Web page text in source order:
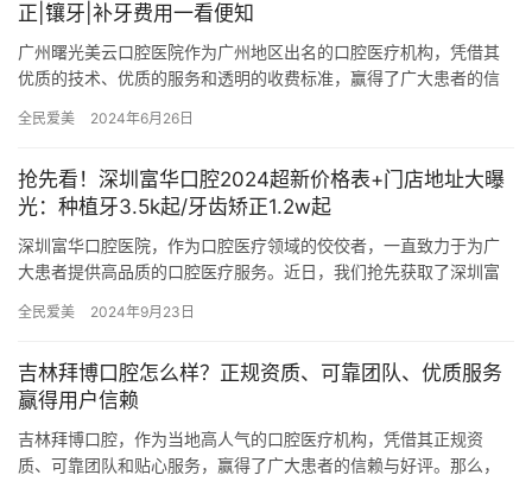
正|镶牙|补牙费用一看便知
广州曙光美云口腔医院作为广州地区出名的口腔医疗机构，凭借其
优质的技术、优质的服务和透明的收费标准，赢得了广大患者的信
涵…
全民爱美 2024年6月26日
抢先看！深圳富华口腔2024超新价格表+门店地址大曝
光：种植牙3.5k起/牙齿矫正1.2w起
深圳富华口腔医院，作为口腔医疗领域的佼佼者，一直致力于为广
大患者提供高品质的口腔医疗服务。近日，我们抢先获取了深圳富
带…
全民爱美 2024年9月23日
吉林拜博口腔怎么样？正规资质、可靠团队、优质服务
赢得用户信赖
吉林拜博口腔，作为当地高人气的口腔医疗机构，凭借其正规资
质、可靠团队和贴心服务，赢得了广大患者的信赖与好评。那么，